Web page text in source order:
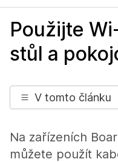
Použijte
stůl a
V tomto článku
Na zařízeních
můžete použít